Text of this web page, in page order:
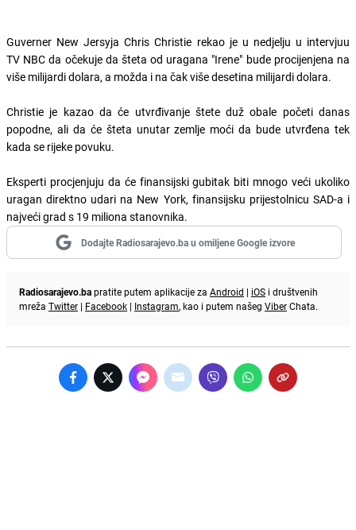
Guverner New Jersyja Chris Christie rekao je u nedjelju u intervjuu
TV NBC da očekuje da šteta od uragana "Irene" bude procijenjena na
više milijardi dolara, a možda i na čak više desetina milijardi dolara.
Christie je kazao da će utvrđivanje štete duž obale početi danas
popodne, ali da će šteta unutar zemlje moći da bude utvrđena tek
kada se rijeke povuku.
Eksperti procjenjuju da će finansijski gubitak biti mnogo veći ukoliko
uragan direktno udari na New York, finansijsku prijestolnicu SAD-a i
najveći grad s 19 miliona stanovnika.
Dodajte Radiosarajevo.ba u omiljene Google izvore
Radiosarajevo.bapratite putem aplikacije za Android | iOS i društvenih
mreža Twitter | Facebook | Instagram, kao i putem našeg ViberChata.